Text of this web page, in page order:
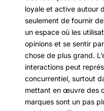
loyale et active autour
seulement de fournir
un espace où les
opinions et se sentir
chose de plus grand.
interactions peut
concurrentiel, surtout
mettant en œuvre des
marques sont un pas